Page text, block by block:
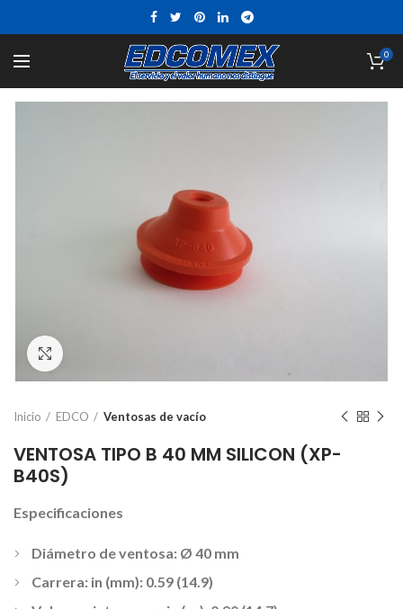
0
Inicio EDCO Ventosas de vacío
VENTOSA TIPO B 40 MM SILICON (XP-
B40S)
Especificaciones
Diámetro de ventosa: Ø 40 mm
Carrera: in (mm): 0.59 (14.9)